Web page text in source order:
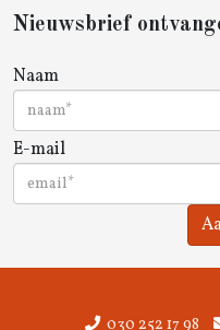
Nieuwsbrief
Naam
E-mail
030 252 17 98